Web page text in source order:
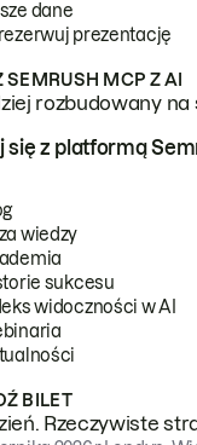
dane
prezentację
SEMRUSH MCP Z AI
rozbudowany
się z platformą
wiedzy
sukcesu
widoczności w AI
BILET
Rzeczywiste